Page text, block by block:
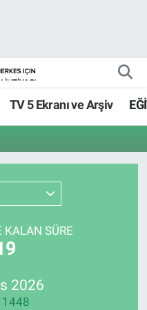
TV 5 Ekranı ve Arşiv
SÜRE
2026
1448